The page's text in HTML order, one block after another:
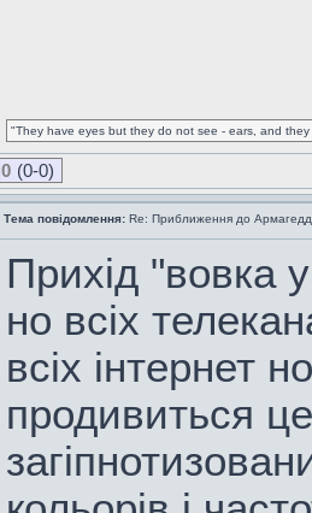
"They have eyes but they do not see - ears, and
0 (0-0)
Тема повідомлення: Re: Приближення до
Прихід "вовка
но всіх
всіх інтернет
продивиться